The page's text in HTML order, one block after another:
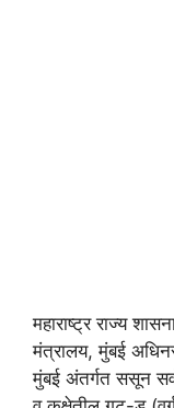
महाराष्ट्र राज्य
मंत्रालय, मुंबई
मुंबई अंतर्गत ससून